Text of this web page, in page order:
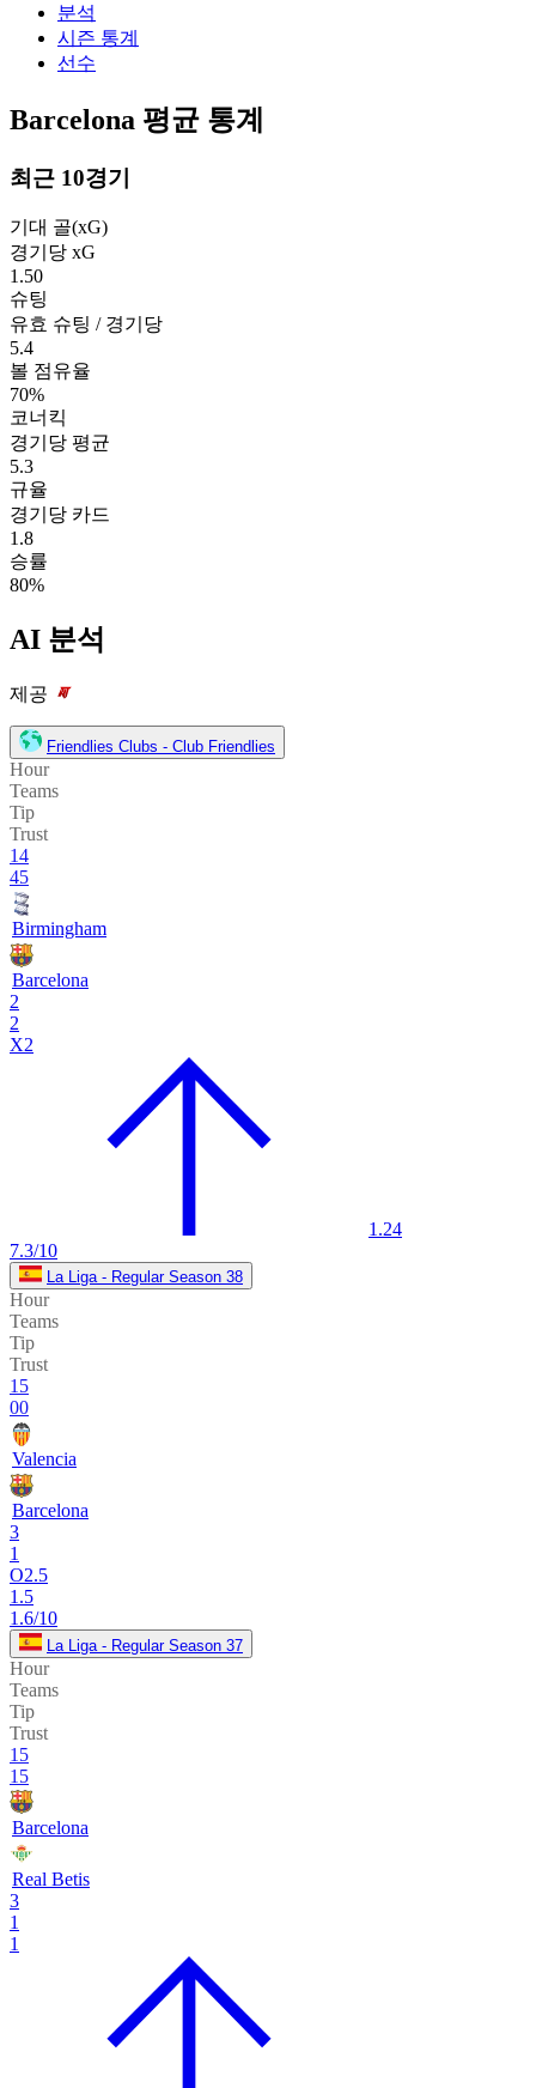
분석
시즌 통계
선수
Barcelona 평균 통계
최근 10경기
기대 골(xG)
경기당 xG
1.50
슈팅
유효 슈팅 / 경기당
5.4
볼 점유율
70%
코너킥
경기당 평균
5.3
규율
경기당 카드
1.8
승률
80%
AI 분석
제공
Friendlies Clubs - Club Friendlies
Hour
Teams
Tip
Trust
14
45
Birmingham
Barcelona
2
2
X2
1.24
7.3/10
La Liga - Regular Season 38
Hour
Teams
Tip
Trust
15
00
Valencia
Barcelona
3
1
O2.5
1.5
1.6/10
La Liga - Regular Season 37
Hour
Teams
Tip
Trust
15
15
Barcelona
Real Betis
3
1
1